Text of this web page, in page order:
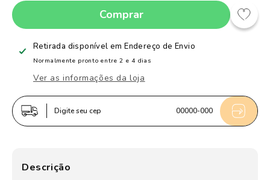
a
de
Sapatilha
Infantil
Menina
Soft
Preto
a
quantidade
de
Sapatilha
Infantil
Menina
Preto
Comprar
Retirada disponível emEndereço de Envio
Normalmente pronto entre 2 e 4 dias
Ver as informações da loja
Digite seu cep 00000-000
Descrição